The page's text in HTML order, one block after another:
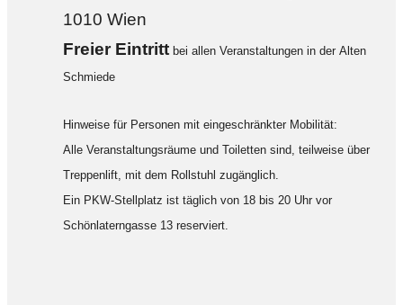
1010 Wien
Freier Eintritt bei allen Veranstaltungen in der Alten
Schmiede
Hinweise für Personen mit eingeschränkter Mobilität:
Alle Veranstaltungsräume und Toiletten sind, teilweise über
Treppenlift, mit dem Rollstuhl zugänglich.
Ein PKW-Stellplatz ist täglich von 18 bis 20 Uhr vor
Schönlaterngasse 13 reserviert.